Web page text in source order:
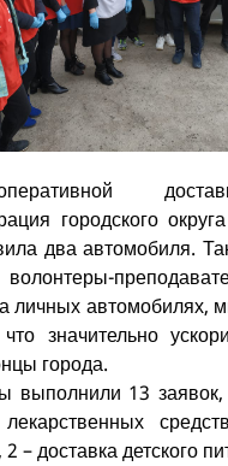
городского
два автомобиля.
волонтеры-
личных автомобилях,
значительно
города.
выполнили 13
лекарственных
– доставка детского